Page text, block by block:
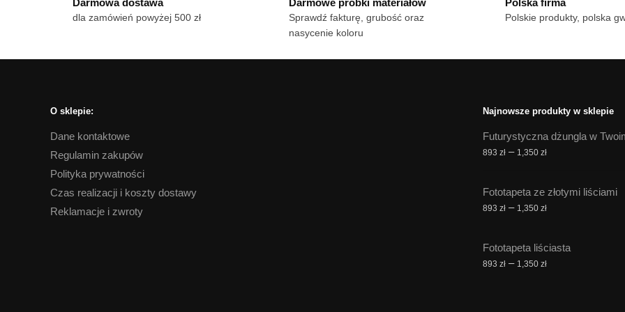
306 zł
wiele
wariantów.
Opcje
można
wariantów.
wybrać
produktu
Darmowa dostawa
dla zamówień powyżej 500 zł
Darmowe próbki materiałów
Sprawdź fakturę, grubość oraz
nasycenie koloru
Polska firma
Polskie produkty, polska
O sklepie:
Dane kontaktowe
Regulamin zakupów
Polityka prywatności
Czas realizacji i koszty dostawy
Reklamacje i zwroty
Najnowsze produkty w sklepie
Futurystyczna dżungla w
893 zł – 1,350 złZakres
893 zł
do
Fototapeta ze złotymi liściami
893 zł – 1,350 złZakres
893 zł
do
Fototapeta liściasta
893 zł – 1,350 złZakres